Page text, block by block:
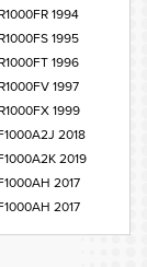
1994
1995
1996
1997
1999
2018
2019
2017
2017